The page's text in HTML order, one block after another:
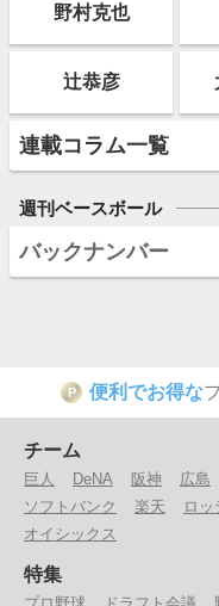
野村克也
辻恭彦
連載コラム一覧
週刊ベースボール
バックナンバー
P 便利でお得な
チーム
巨人 DeNA 阪神 広島
ソフトバンク
楽天 ロッ
オイシックス
特集